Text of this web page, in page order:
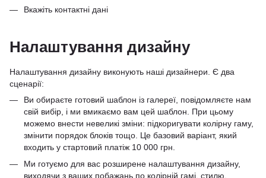
Вкажіть контактні дані
Налаштування дизайну
Налаштування дизайну виконують наші дизайнери. Є два
сценарії:
Ви обираєте готовий шаблон із галереї , повідомляєте нам
свій вибір, і ми вмикаємо вам цей шаблон. При цьому
можемо внести невеликі зміни: підкоригувати колірну гаму,
змінити порядок блоків тощо. Це базовий варіант, який
входить у стартовий платіж 10 000 грн.
Ми готуємо для вас розширене налаштування дизайну,
виходячи з ваших побажань по колірній гамі, стилю,